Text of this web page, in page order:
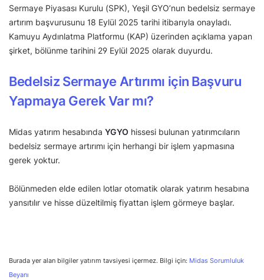
Sermaye Piyasası Kurulu (SPK), Yeşil GYO’nun bedelsiz sermaye
artırım başvurusunu 18 Eylül 2025 tarihi itibarıyla onayladı.
Kamuyu Aydınlatma Platformu (KAP) üzerinden açıklama yapan
şirket, bölünme tarihini 29 Eylül 2025 olarak duyurdu.
Bedelsiz Sermaye Artırımı için Başvuru
Yapmaya Gerek Var mı?
Midas yatırım hesabında YGYO hissesi bulunan yatırımcıların
bedelsiz sermaye artırımı için herhangi bir işlem yapmasına
gerek yoktur.
Bölünmeden elde edilen lotlar otomatik olarak yatırım hesabına
yansıtılır ve hisse düzeltilmiş fiyattan işlem görmeye başlar.
Burada yer alan bilgiler yatırım tavsiyesi içermez. Bilgi için: Midas Sorumluluk
Beyanı